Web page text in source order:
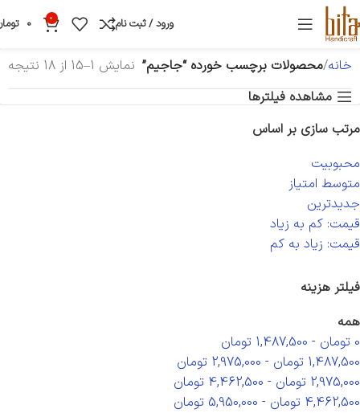
ورود / ثبت نام 0
0
خانه محصولات برچسب خورده “جاجیم” نمایش 1–15 از 18 نتیجه
مشاهده فیلترها
مرتب سازی بر اساس
محبوبیت
متوسط امتیاز
جدیدترین
قیمت: کم به زیاد
قیمت: زیاد به کم
فیلتر هزینه
همه
0 تومان -
1,487,500 تومان
1,487,500 تومان -
2,975,000 تومان
2,975,000 تومان -
4,462,500 تومان
4,462,500 تومان -
5,950,000 تومان